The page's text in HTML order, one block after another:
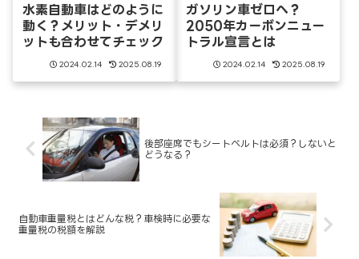
水素自動車はどのように
動く？メリット・デメリ
ットも合わせてチェック
2024.02.14 2025.08.19
ガソリン車ゼロへ？
2050年カーボンニュー
トラル宣言とは
2024.02.14 2025.08.19
後部座席でもシートベルトは必須？しないと
どうなる？
自動車重量税とはどんな税？車検時に必要な
重量税の税額を解説